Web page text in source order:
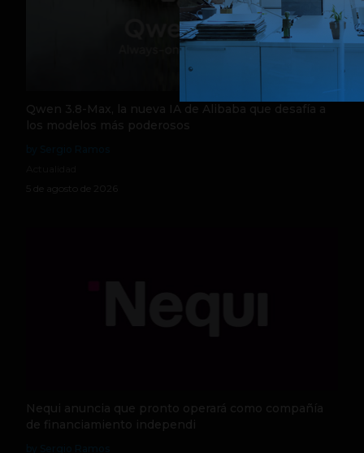
Qwen 3.8-Max, la nueva IA de Alibaba que desafía a
los modelos más poderosos
5 de agosto de 2026
Nequi anuncia que pronto operará como compañía
de financiamiento independi